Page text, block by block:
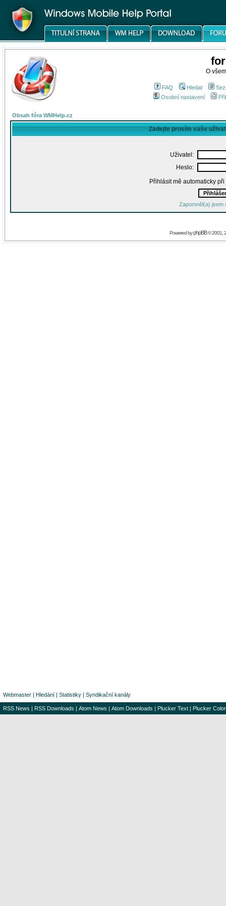
O
FAQ Hledat
Osobní nastavení
Obsah fóra WMHelp.cz
Zadejte prosím vaše
Uživatel:
Heslo:
Přihlásit mě automaticky
Zapomněl(a) jsem
Powered byphpBB© 2001,
Webmaster | Hledání | Statistiky | Syndikační kanály
RSS News | RSS Downloads | Atom News | Atom Downloads | Plucker Text | Plucker Color